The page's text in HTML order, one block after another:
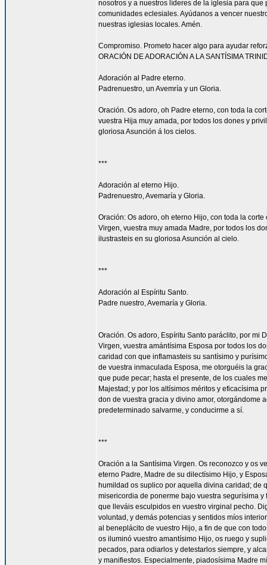
nosotros y a nuestros líderes de la iglesia para
comunidades eclesiales. Ayúdanos a vencer
nuestras iglesias locales. Amén.
Compromiso. Prometo hacer algo para ayudar
ORACIÓN DE ADORACIÓN A LA SANTÍSIMA
Adoración al Padre eterno.
Padrenuestro, un Avemría y un Gloria.
Oración. Os adoro, oh Padre eterno, con toda la
vuestra Hija muy amada, por todos los dones y
gloriosa Asunción á los cielos.
***
Adoración al eterno Hijo.
Padrenuestro, Avemaría y Gloria.
Oración: Os adoro, oh eterno Hijo, con toda la
Virgen, vuestra muy amada Madre, por todos los
ilustrasteis en su gloriosa Asunción al cielo.
***
Adoración al Espíritu Santo.
Padre nuestro, Avemaría y Gloria.
Oración. Os adoro, Espíritu Santo paráclito, por mi
Virgen, vuestra amántísima Esposa por todos los
caridad con que inflamasteis su santísimo y
de vuestra inmaculada Esposa, me otorguéis la
que pude pecar; hasta el presente, de los cuales
Majestad; y por los altísimos méritos y eficacísima
don de vuestra gracia y divino amor, otorgándome
predeterminado salvarme, y conducirme a sí.
***
Oración a la Santísima Virgen. Os reconozco y os
eterno Padre, Madre de su dilectísimo Hijo, y
humildad os suplico por aquella divina caridad; de
misericordia de ponerme bajo vuestra segurísima
que lleváis esculpidos en vuestro virginal pecho.
voluntad, y demás potencias y sentidos míos
al beneplácito de vuestro Hijo, a fin de que con
os iluminó vuestro amantísimo Hijo, os ruego y
pecados, para odiarlos y detestarlos siempre, y
y manifiestos. Especialmente, piadosísima Madre